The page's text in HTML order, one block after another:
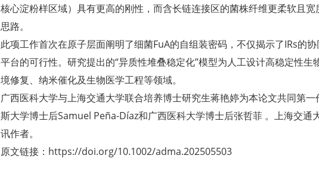
核心淀粉样区域）具有更高的刚性，而含长链连接区的菌株纤维更柔软且
思路。
此项工作首次在原子层面阐明了细菌FuA的自组装密码，不仅揭示了IRs的
平台的可行性。研究提出的“异质性堆叠稳定化”模型为人工设计高稳定性
境修复、纳米催化及生物医学工程等领域。
广西医科大学与上海交通大学联合培养博士研究生蒋艳婷为本论文共同第
斯大学博士后Samuel Peña-Díaz和广西医科大学博士后张哲菲 。上海交通
讯作者。
原文链接：https://doi.org/10.1002/adma.202505503